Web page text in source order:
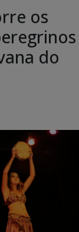
os
do